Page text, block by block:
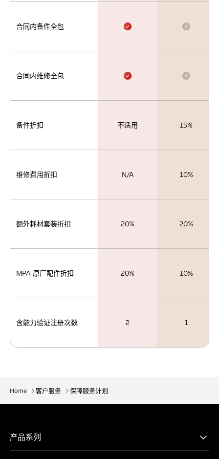
合同内备件全包
合同内维修全包
备件折扣 不适用 15%
维修费用折扣 N/A 10%
额外耗材套装折扣 20% 20%
MPA 原厂配件折扣 20% 10%
含能力验证注册次数 2 1
Home 客户服务 保障服务计划
产品系列